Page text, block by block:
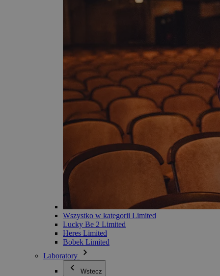
Wszystko w kategorii Limited
Lucky Be 2 Limited
Heres Limited
Bobek Limited
Laboratory
Wstecz